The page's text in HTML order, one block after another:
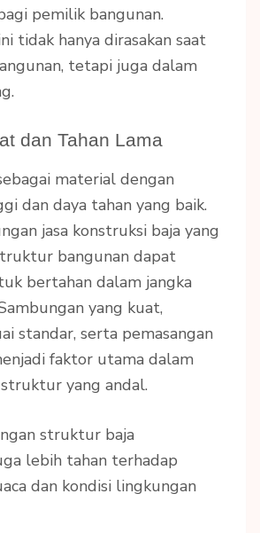
pemilik bangunan.
tidak hanya dirasakan saat
tetapi juga dalam
dan Tahan Lama
material dengan
dan daya tahan yang baik.
jasa konstruksi baja yang
bangunan dapat
bertahan dalam jangka
yang kuat,
standar, serta pemasangan
faktor utama dalam
yang andal.
struktur baja
lebih tahan terhadap
dan kondisi lingkungan